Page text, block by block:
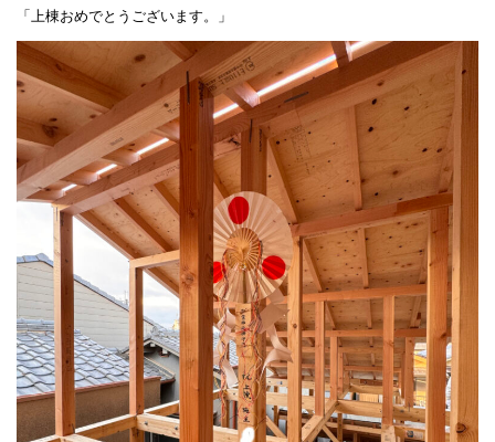
「上棟おめでとうございます。」